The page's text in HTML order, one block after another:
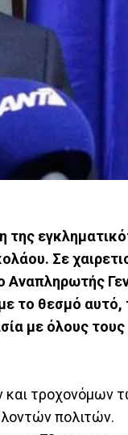
της
Σε
Αναπληρωτής
το θεσμό αυτό,
με όλους
και τροχονόμων
πολιτών.